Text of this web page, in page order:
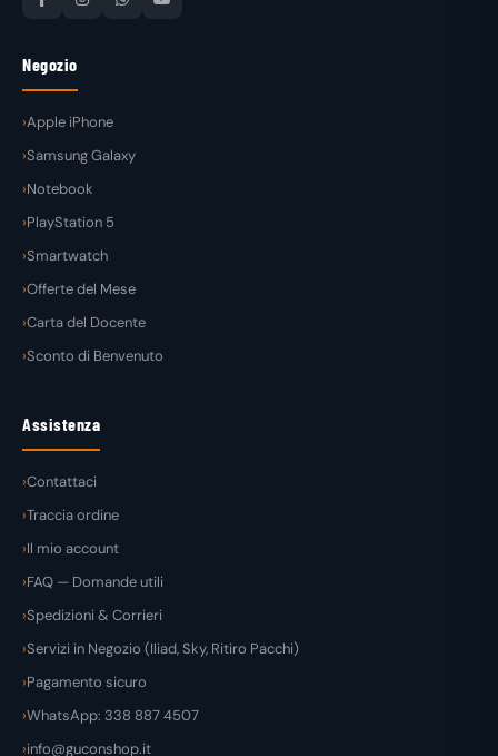
Negozio
Apple iPhone
Samsung Galaxy
Notebook
PlayStation 5
Smartwatch
Offerte del Mese
Carta del Docente
Sconto di Benvenuto
Assistenza
Contattaci
Traccia ordine
Il mio account
FAQ — Domande utili
Spedizioni & Corrieri
Servizi in Negozio (Iliad, Sky, Ritiro Pacchi)
Pagamento sicuro
WhatsApp: 338 887 4507
info@guconshop.it